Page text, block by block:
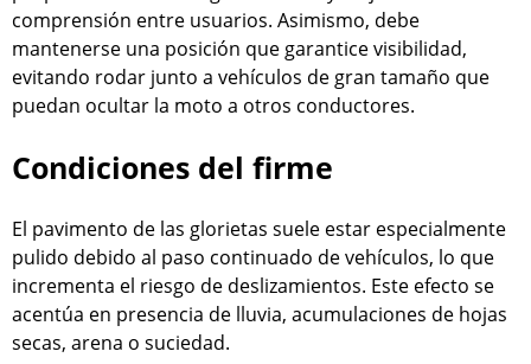
comprensión entre usuarios. Asimismo, debe
mantenerse una posición que garantice visibilidad,
evitando rodar junto a vehículos de gran tamaño que
puedan ocultar la moto a otros conductores.
Condiciones del firme
El pavimento de las glorietas suele estar especialmente
pulido debido al paso continuado de vehículos, lo que
incrementa el riesgo de deslizamientos. Este efecto se
acentúa en presencia de lluvia, acumulaciones de hojas
secas, arena o suciedad.